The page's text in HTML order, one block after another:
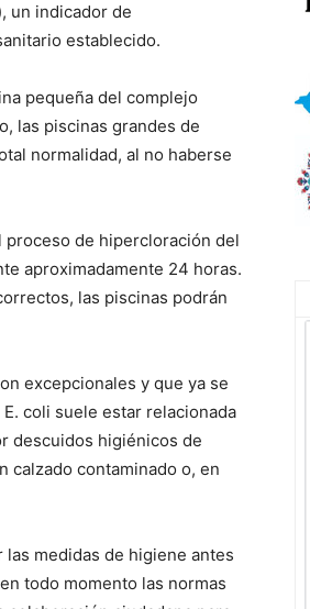
un indicador de
establecido.
pequeña del complejo
las piscinas grandes de
normalidad, al no haberse
proceso de hipercloración del
aproximadamente 24 horas.
las piscinas podrán
excepcionales y que ya se
coli suele estar relacionada
descuidos higiénicos de
calzado contaminado o, en
medidas de higiene antes
todo momento las normas